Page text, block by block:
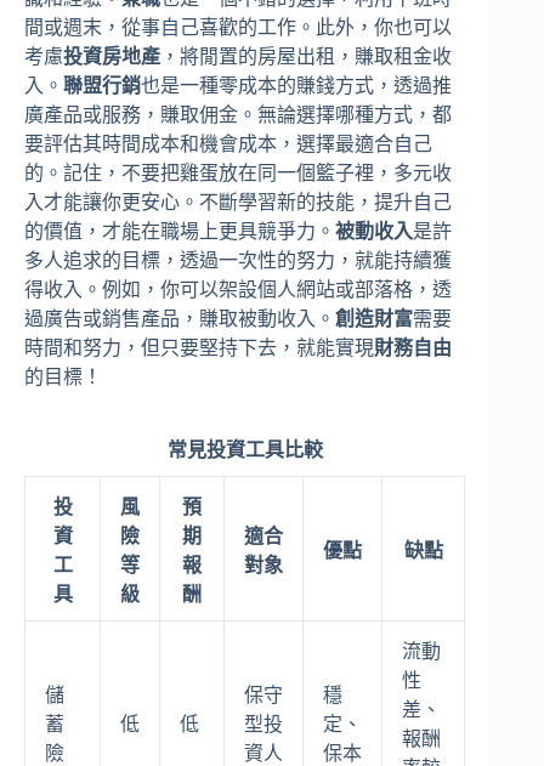
間或週末，從事自己喜歡的工作。此外，你也可以
考慮投資房地產 ，將閒置的房屋出租，賺取租金收
入。 聯盟行銷也是一種零成本的賺錢方式，透過推
廣產品或服務，賺取佣金。無論選擇哪種方式，都
要評估其時間成本和機會成本，選擇最適合自己
的。記住，不要把雞蛋放在同一個籃子裡，多元收
入才能讓你更安心。不斷學習新的技能，提升自己
的價值，才能在職場上更具競爭力。 被動收入是許
多人追求的目標，透過一次性的努力，就能持續獲
得收入。例如，你可以架設個人網站或部落格，透
過廣告或銷售產品，賺取被動收入。 創造財富需要
時間和努力，但只要堅持下去，就能實現財務自由
的目標！
常見投資工具比較
投
資
工
具
風
險
等
級
預
期
報
酬
適合
對象
優點 缺點
儲
蓄
險
低 低
保守
型投
資人
穩
定、
保本
流動
性
差、
報酬